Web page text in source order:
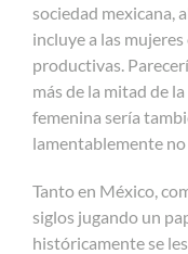
sociedad mexicana,
incluye a las
productivas.
más de la mitad de
femenina sería
lamentablemente no
Tanto en México,
siglos jugando un
históricamente se